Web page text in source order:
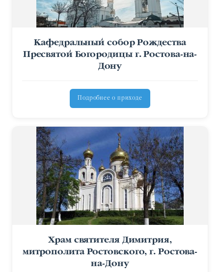
Кафедральный собор Рождества
Пресвятой Богородицы г. Ростова-на-
Дону
Подробнее о приходе
Храм святителя Димитрия,
митрополита Ростовского, г. Ростова-
на-Дону